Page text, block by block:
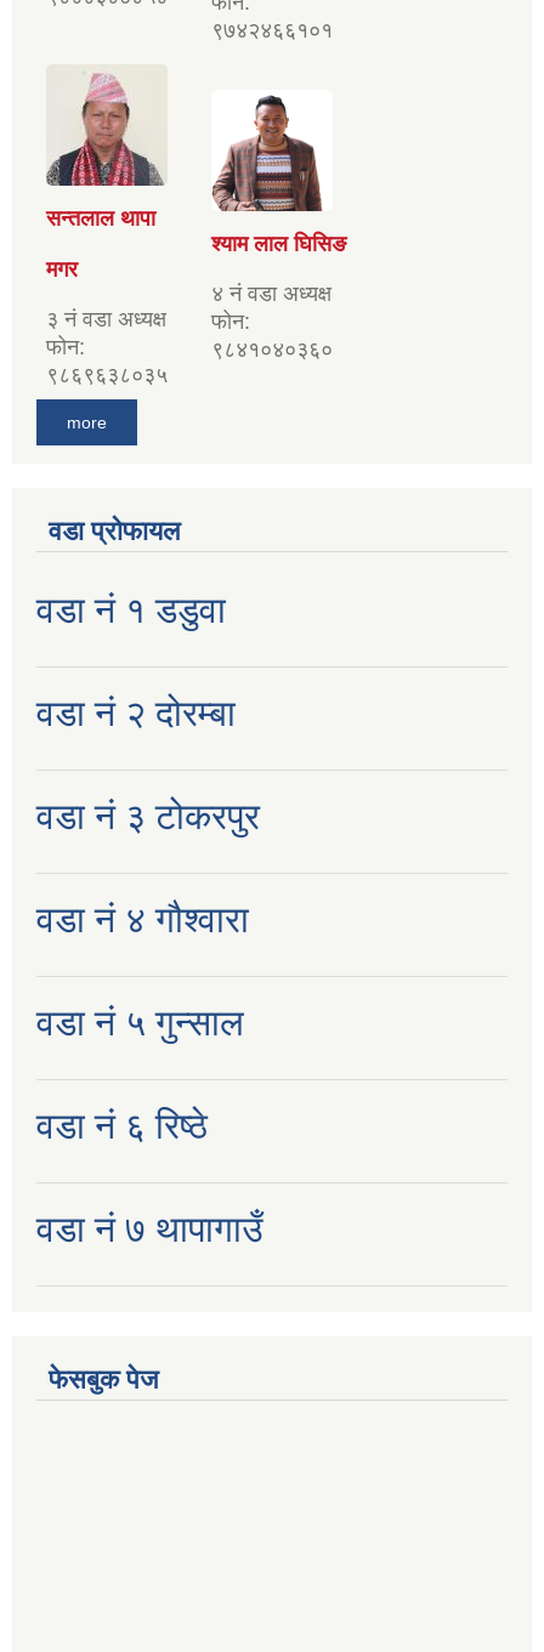
९७४२४६६१०१
सन्तलाल थापा
मगर
३ नं वडा अध्यक्ष
फोन:
९८६९६३८०३५
श्याम लाल घिसिङ
४ नं वडा अध्यक्ष
फोन:
९८४१०४०३६०
more
वडा प्रोफायल
वडा नं १ डडुवा
वडा नं २ दोरम्बा
वडा नं ३ टोकरपुर
वडा नं ४ गौश्वारा
वडा नं ५ गुन्साल
वडा नं ६ रिष्ठे
वडा नं ७ थापागाउँ
फेसबुक पेज